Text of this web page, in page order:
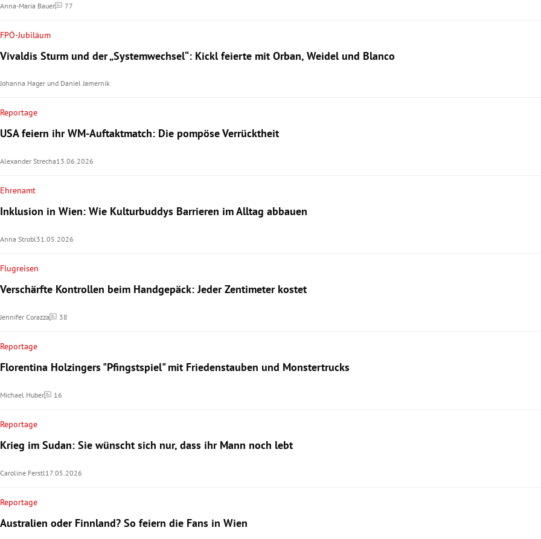
Anna-Maria Bauer 77
Kommentare
FPÖ-Jubiläum
Vivaldis Sturm und der „Systemwechsel“: Kickl feierte mit Orban, Weidel und Blanco
Johanna Hager und Daniel Jamernik
Reportage
USA feiern ihr WM-Auftaktmatch: Die pompöse Verrücktheit
Alexander Strecha13.06.2026
Ehrenamt
Inklusion in Wien: Wie Kulturbuddys Barrieren im Alltag abbauen
Anna Strobl31.05.2026
Flugreisen
Verschärfte Kontrollen beim Handgepäck: Jeder Zentimeter kostet
Jennifer Corazza 38
Kommentare
Reportage
Florentina Holzingers "Pfingstspiel" mit Friedenstauben und Monstertrucks
Michael Huber 16
Kommentare
Reportage
Krieg im Sudan: Sie wünscht sich nur, dass ihr Mann noch lebt
Caroline Ferstl 17.05.2026
Reportage
Australien oder Finnland? So feiern die Fans in Wien